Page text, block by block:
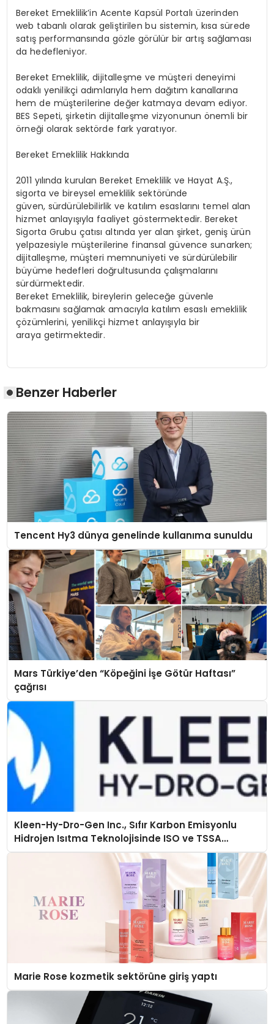
Bereket Emeklilik’in Acente Kapsül Portalı üzerinden
web tabanlı olarak geliştirilen bu sistemin, kısa sürede
satış performansında gözle görülür bir artış sağlaması
da hedefleniyor.
Bereket Emeklilik, dijitalleşme ve müşteri deneyimi
odaklı yenilikçi adımlarıyla hem dağıtım kanallarına
hem de müşterilerine değer katmaya devam ediyor.
BES Sepeti, şirketin dijitalleşme vizyonunun önemli bir
örneği olarak sektörde fark yaratıyor.
Bereket Emeklilik Hakkında
2011 yılında kurulan Bereket Emeklilik ve Hayat A.Ş.,
sigorta ve bireysel emeklilik sektöründe
güven, sürdürülebilirlik ve katılım esaslarını temel alan
hizmet anlayışıyla faaliyet göstermektedir. Bereket
Sigorta Grubu çatısı altında yer alan şirket, geniş ürün
yelpazesiyle müşterilerine finansal güvence sunarken;
dijitalleşme, müşteri memnuniyeti ve sürdürülebilir
büyüme hedefleri doğrultusunda çalışmalarını
sürdürmektedir.
Bereket Emeklilik, bireylerin geleceğe güvenle
bakmasını sağlamak amacıyla katılım esaslı emeklilik
çözümlerini, yenilikçi hizmet anlayışıyla bir
araya getirmektedir.
Benzer Haberler
Tencent Hy3 dünya genelinde kullanıma sunuldu
Mars Türkiye’den “Köpeğini İşe Götür Haftası”
çağrısı
Kleen-Hy-Dro-Gen Inc., Sıfır Karbon Emisyonlu
Hidrojen Isıtma Teknolojisinde ISO ve TSSA
Düzenleyici Onaylarını Aldı
Marie Rose kozmetik sektörüne giriş yaptı